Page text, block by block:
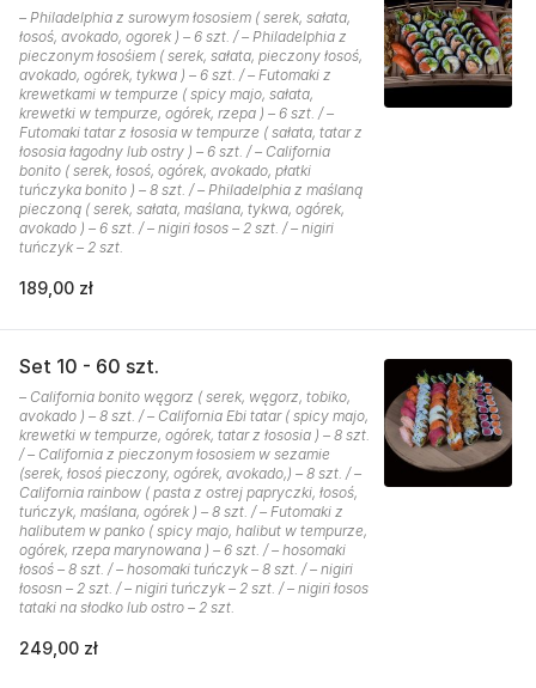
– Philadelphia z surowym łososiem ( serek, sałata,
łosoś, avokado, ogorek ) – 6 szt. / – Philadelphia z
pieczonym łosośiem ( serek, sałata, pieczony łosoś,
avokado, ogórek, tykwa ) – 6 szt. / – Futomaki z
krewetkami w tempurze ( spicy majo, sałata,
krewetki w tempurze, ogórek, rzepa ) – 6 szt. / –
Futomaki tatar z łososia w tempurze ( sałata, tatar z
łososia łagodny lub ostry ) – 6 szt. / – California
bonito ( serek, łosoś, ogórek, avokado, płatki
tuńczyka bonito ) – 8 szt. / – Philadelphia z maślaną
pieczoną ( serek, sałata, maślana, tykwa, ogórek,
avokado ) – 6 szt. / – nigiri łosos – 2 szt. / – nigiri
tuńczyk – 2 szt.
189,00 zł
Set 10 - 60 szt.
– California bonito węgorz ( serek, węgorz, tobiko,
avokado ) – 8 szt. / – California Ebi tatar ( spicy majo,
krewetki w tempurze, ogórek, tatar z łososia ) – 8 szt.
/ – California z pieczonym łososiem w sezamie
(serek, łosoś pieczony, ogórek, avokado,) – 8 szt. / –
California rainbow ( pasta z ostrej papryczki, łosoś,
tuńczyk, maślana, ogórek ) – 8 szt. / – Futomaki z
halibutem w panko ( spicy majo, halibut w tempurze,
ogórek, rzepa marynowana ) – 6 szt. / – hosomaki
łosoś – 8 szt. / – hosomaki tuńczyk – 8 szt. / – nigiri
łososn – 2 szt. / – nigiri tuńczyk – 2 szt. / – nigiri łosos
tataki na słodko lub ostro – 2 szt.
249,00 zł